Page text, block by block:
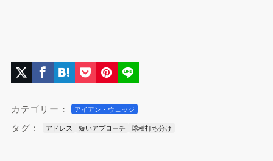
カテゴリー： アイアン・ウェッジ
タグ： アドレス 短いアプローチ 球種打ち分け